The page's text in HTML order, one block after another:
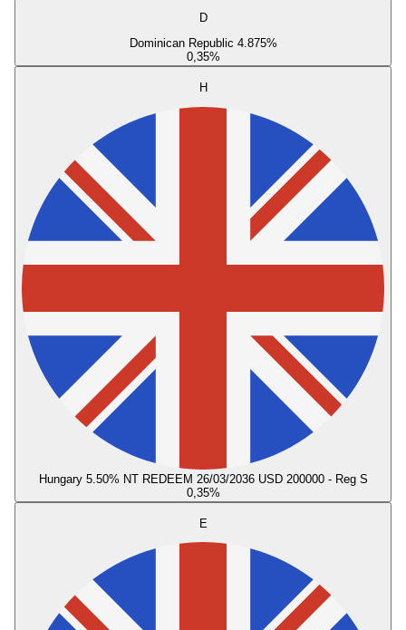
D
Dominican Republic 4.875%
0,35%
H
Hungary 5.50% NT REDEEM 26/03/2036 USD 200000 - Reg S
0,35%
E